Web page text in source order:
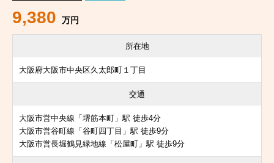
9,380 万円
所在地
大阪府大阪市中央区久太郎町１丁目
交通
大阪市営中央線「堺筋本町」駅 徒歩4分
大阪市営谷町線「谷町四丁目」駅 徒歩9分
大阪市営長堀鶴見緑地線「松屋町」駅 徒歩9分